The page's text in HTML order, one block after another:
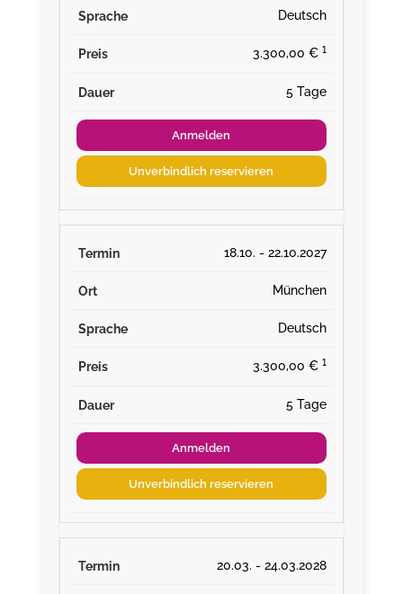
Deutsch
3.300,00 € ¹
5 Tage
Anmelden
Unverbindlich reservieren
18.10. - 22.10.2027
München
Deutsch
3.300,00 € ¹
5 Tage
Anmelden
Unverbindlich reservieren
20.03. - 24.03.2028